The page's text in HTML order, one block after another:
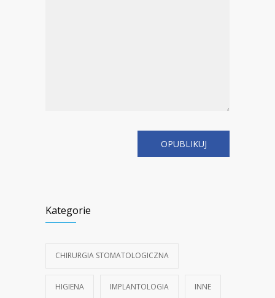
Kategorie
CHIRURGIA STOMATOLOGICZNA
HIGIENA IMPLANTOLOGIA INNE